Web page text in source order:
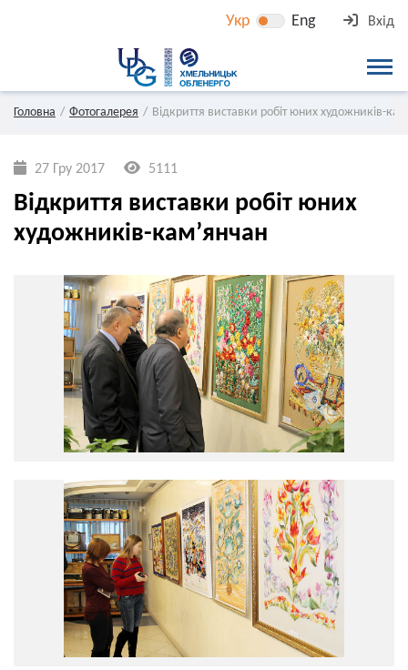
Укр Eng Вхід
Головна Фотогалерея Відкриття виставки робіт юних художників-
27 Гру 2017 5111
Відкриття виставки робіт юних
художників-кам’янчан